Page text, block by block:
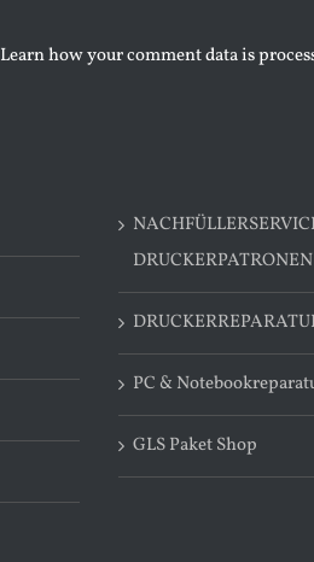
Learn how your comment data is
DRUCKERPATRONEN
PC &
GLS Paket Shop